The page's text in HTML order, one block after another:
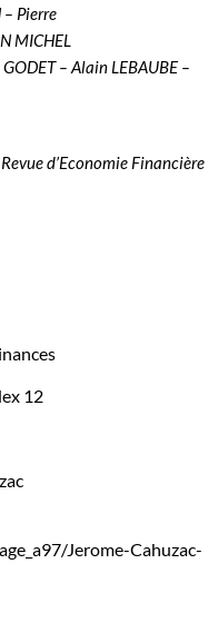
Pierre
MICHEL
– Alain LEBAUBE –
d’Economie Financière
12